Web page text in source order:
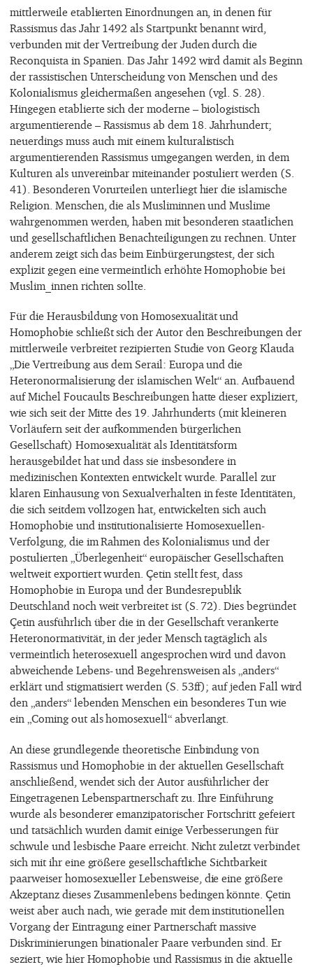
mittlerweile etablierten Einordnungen an, in denen für
Rassismus das Jahr 1492 als Startpunkt benannt wird,
verbunden mit der Vertreibung der Juden durch die
Reconquista in Spanien. Das Jahr 1492 wird damit als Beginn
der rassistischen Unterscheidung von Menschen und des
Kolonialismus gleichermaßen angesehen (vgl. S. 28).
Hingegen etablierte sich der moderne – biologistisch
argumentierende – Rassismus ab dem 18. Jahrhundert;
neuerdings muss auch mit einem kulturalistisch
argumentierenden Rassismus umgegangen werden, in dem
Kulturen als unvereinbar miteinander postuliert werden (S.
41). Besonderen Vorurteilen unterliegt hier die islamische
Religion. Menschen, die als Musliminnen und Muslime
wahrgenommen werden, haben mit besonderen staatlichen
und gesellschaftlichen Benachteiligungen zu rechnen. Unter
anderem zeigt sich das beim Einbürgerungstest, der sich
explizit gegen eine vermeintlich erhöhte Homophobie bei
Muslim_innen richten sollte.
Für die Herausbildung von Homosexualität und
Homophobie schließt sich der Autor den Beschreibungen der
mittlerweile verbreitet rezipierten Studie von Georg Klauda
„Die Vertreibung aus dem Serail: Europa und die
Heteronormalisierung der islamischen Welt“ an. Aufbauend
auf Michel Foucaults Beschreibungen hatte dieser expliziert,
wie sich seit der Mitte des 19. Jahrhunderts (mit kleineren
Vorläufern seit der aufkommenden bürgerlichen
Gesellschaft) Homosexualität als Identitätsform
herausgebildet hat und dass sie insbesondere in
medizinischen Kontexten entwickelt wurde. Parallel zur
klaren Einhausung von Sexualverhalten in feste Identitäten,
die sich seitdem vollzogen hat, entwickelten sich auch
Homophobie und institutionalisierte Homosexuellen-
Verfolgung, die im Rahmen des Kolonialismus und der
postulierten „Überlegenheit“ europäischer Gesellschaften
weltweit exportiert wurden. Çetin stellt fest, dass
Homophobie in Europa und der Bundesrepublik
Deutschland noch weit verbreitet ist (S. 72). Dies begründet
Çetin ausführlich über die in der Gesellschaft verankerte
Heteronormativität, in der jeder Mensch tagtäglich als
vermeintlich heterosexuell angesprochen wird und davon
abweichende Lebens- und Begehrensweisen als „anders“
erklärt und stigmatisiert werden (S. 53ff); auf jeden Fall wird
den „anders“ lebenden Menschen ein besonderes Tun wie
ein „Coming out als homosexuell“ abverlangt.
An diese grundlegende theoretische Einbindung von
Rassismus und Homophobie in der aktuellen Gesellschaft
anschließend, wendet sich der Autor ausführlicher der
Eingetragenen Lebenspartnerschaft zu. Ihre Einführung
wurde als besonderer emanzipatorischer Fortschritt gefeiert
und tatsächlich wurden damit einige Verbesserungen für
schwule und lesbische Paare erreicht. Nicht zuletzt verbindet
sich mit ihr eine größere gesellschaftliche Sichtbarkeit
paarweiser homosexueller Lebensweise, die eine größere
Akzeptanz dieses Zusammenlebens bedingen könnte. Çetin
weist aber auch nach, wie gerade mit dem institutionellen
Vorgang der Eintragung einer Partnerschaft massive
Diskriminierungen binationaler Paare verbunden sind. Er
seziert, wie hier Homophobie und Rassismus in die aktuelle